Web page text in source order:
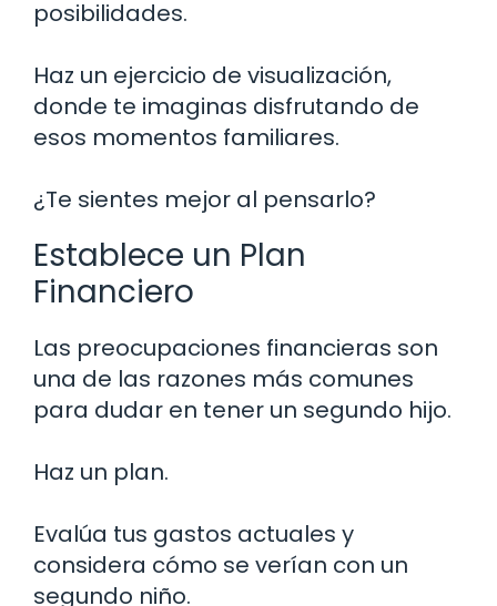
posibilidades.
Haz un ejercicio de visualización,
donde te imaginas disfrutando de
esos momentos familiares.
¿Te sientes mejor al pensarlo?
Establece un Plan
Financiero
Las preocupaciones financieras son
una de las razones más comunes
para dudar en tener un segundo hijo.
Haz un plan.
Evalúa tus gastos actuales y
considera cómo se verían con un
segundo niño.